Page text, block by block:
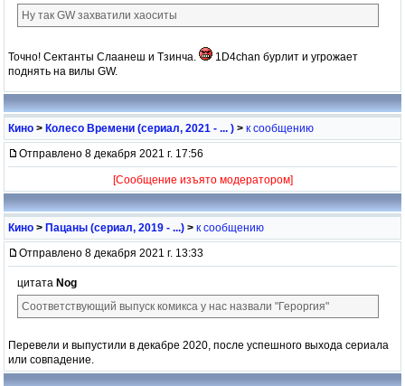
Ну так GW захватили хаоситы
Точно! Сектанты Слаанеш и Тзинча.
1D4chan бурлит и угрожает
поднять на вилы GW.
Кино > Колесо Времени (сериал, 2021 - ... ) > к сообщению
Отправлено 8 декабря 2021 г. 17:56
[Сообщение изъято модератором]
Кино > Пацаны (сериал, 2019 - ...) > к сообщению
Отправлено 8 декабря 2021 г. 13:33
цитата Nog
Соответствующий выпуск комикса у нас назвали "Героргия"
Перевели и выпустили в декабре 2020, после успешного выхода сериала
или совпадение.